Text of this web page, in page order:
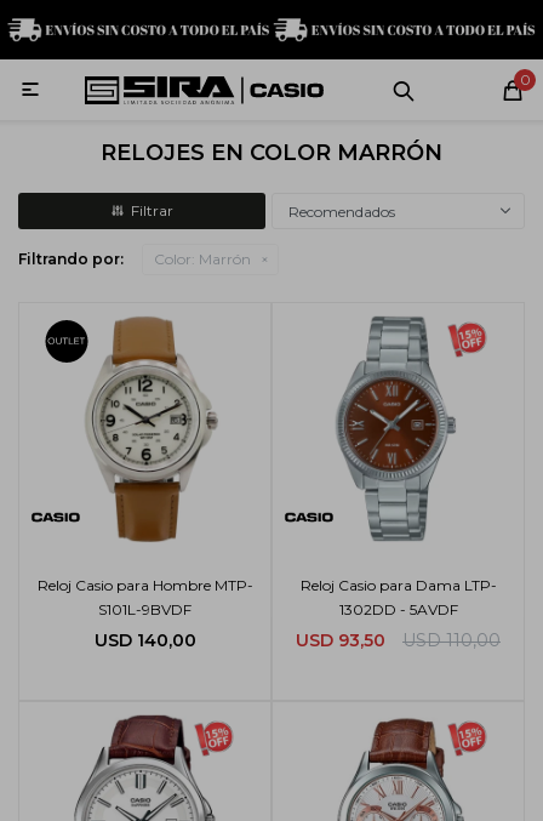
0

RELOJES EN COLOR MARRÓN
Recomendados
Filtrando por: Color: Marrón
Reloj Casio para Hombre MTP-
S101L-9BVDF
USD 140,00
Reloj Casio para Dama LTP-
1302DD - 5AVDF
USD 93,50 USD 110,00
MI CUENTA
Relojes Servicio técnico Contacto
G-Shock
Edifice
Casio